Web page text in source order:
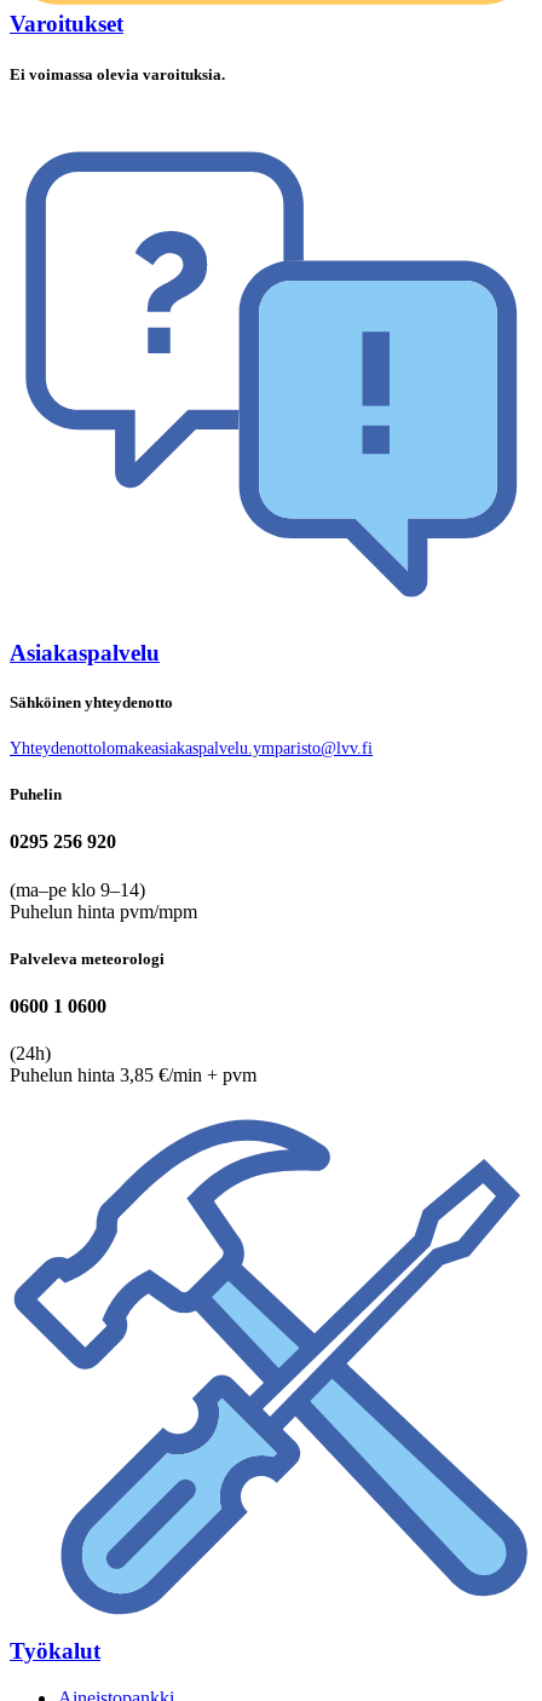
Varoitukset
Ei voimassa olevia varoituksia.
Asiakaspalvelu
Sähköinen yhteydenotto
Yhteydenottolomakeasiakaspalvelu.ymparisto@lvv.fi
Puhelin
0295 256 920
(ma–pe klo 9–14)
Puhelun hinta pvm/mpm
Palveleva meteorologi
0600 1 0600
(24h)
Puhelun hinta 3,85 €/min + pvm
Työkalut